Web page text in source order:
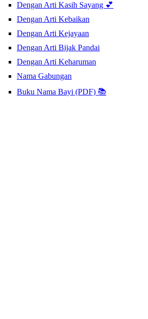
Dengan Arti Kasih Sayang 💕
Dengan Arti Kebaikan
Dengan Arti Kejayaan
Dengan Arti Bijak Pandai
Dengan Arti Keharuman
Nama Gabungan
Buku Nama Bayi (PDF) 📚